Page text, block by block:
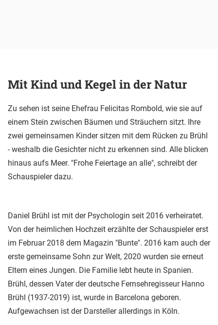
Mit Kind und Kegel in der Natur
Zu sehen ist seine Ehefrau Felicitas Rombold, wie sie auf
einem Stein zwischen Bäumen und Sträuchern sitzt. Ihre
zwei gemeinsamen Kinder sitzen mit dem Rücken zu Brühl
- weshalb die Gesichter nicht zu erkennen sind. Alle blicken
hinaus aufs Meer. "Frohe Feiertage an alle", schreibt der
Schauspieler dazu.
Daniel Brühl ist mit der Psychologin seit 2016 verheiratet.
Von der heimlichen Hochzeit erzählte der Schauspieler erst
im Februar 2018 dem Magazin "Bunte". 2016 kam auch der
erste gemeinsame Sohn zur Welt, 2020 wurden sie erneut
Eltern eines Jungen. Die Familie lebt heute in Spanien.
Brühl, dessen Vater der deutsche Fernsehregisseur Hanno
Brühl (1937-2019) ist, wurde in Barcelona geboren.
Aufgewachsen ist der Darsteller allerdings in Köln.